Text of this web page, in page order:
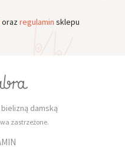
orazregulamin sklepu
damską
zastrzeżone.